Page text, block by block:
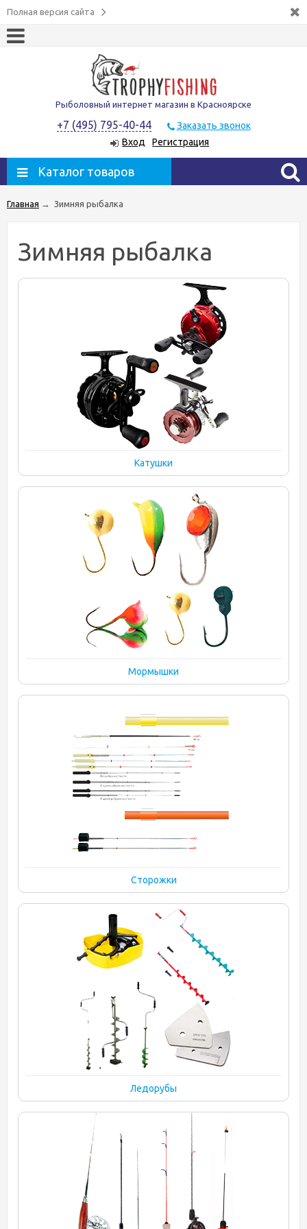
Полная версия сайта
Рыболовный интернет магазин в Красноярске
+7 (495) 795-40-44
Заказать звонок
Вход
Регистрация
Каталог товаров
Главная → Зимняя рыбалка
Зимняя рыбалка
Катушки
Мормышки
Сторожки
Ледорубы